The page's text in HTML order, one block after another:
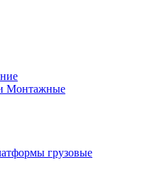
Монтажные
грузовые